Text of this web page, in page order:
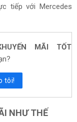
tiếp với Mercedes
MÃI TỐT
tôi!
NHƯ THẾ